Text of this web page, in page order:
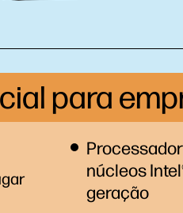
para
núcleos
geração